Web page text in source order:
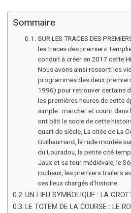
Sommaire
SUR LES TRACES DES
les traces des premiers
conduit à créer en 2017 cette
Nous avons ainsi ressorti les
programmes des deux
1996) pour retrouver certains
les premières heures de cette
simple : marcher et courir
ont bâti le socle de cette
quart de siècle, La citée de La
Guilhaumard, la rude montée
du Louradou, la petite cité
Jaux et sa tour médiévale, le
rocheux, les premiers trailers
ces lieux chargés d’histoire.
UN LIEU SYMBOLIQUE : LA
LE TOTEM DE LA COURSE : LE